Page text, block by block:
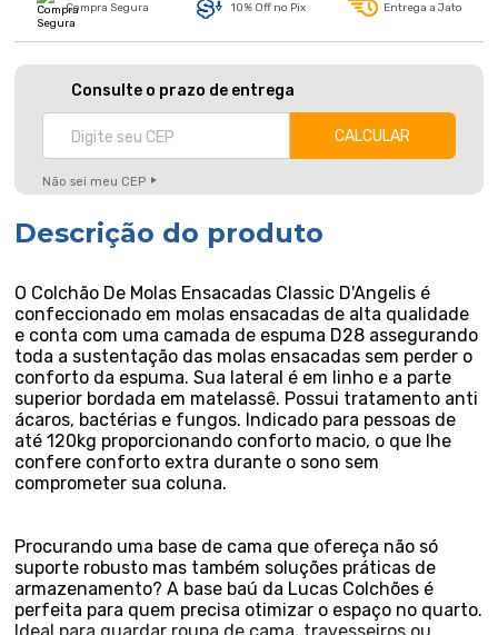
Compra Segura 10% Off no Pix Entrega a Jato
Consulte o prazo de entrega
Não sei meu CEP
Descrição do produto
O Colchão De Molas Ensacadas Classic D'Angelis é
confeccionado em molas ensacadas de alta qualidade
e conta com uma camada de espuma D28 assegurando
toda a sustentação das molas ensacadas sem perder o
conforto da espuma. Sua lateral é em linho e a parte
superior bordada em matelassê. Possui tratamento anti
ácaros, bactérias e fungos. Indicado para pessoas de
até 120kg proporcionando conforto macio, o que lhe
confere conforto extra durante o sono sem
comprometer sua coluna.
Procurando uma base de cama que ofereça não só
suporte robusto mas também soluções práticas de
armazenamento? A base baú da Lucas Colchões é
perfeita para quem precisa otimizar o espaço no quarto.